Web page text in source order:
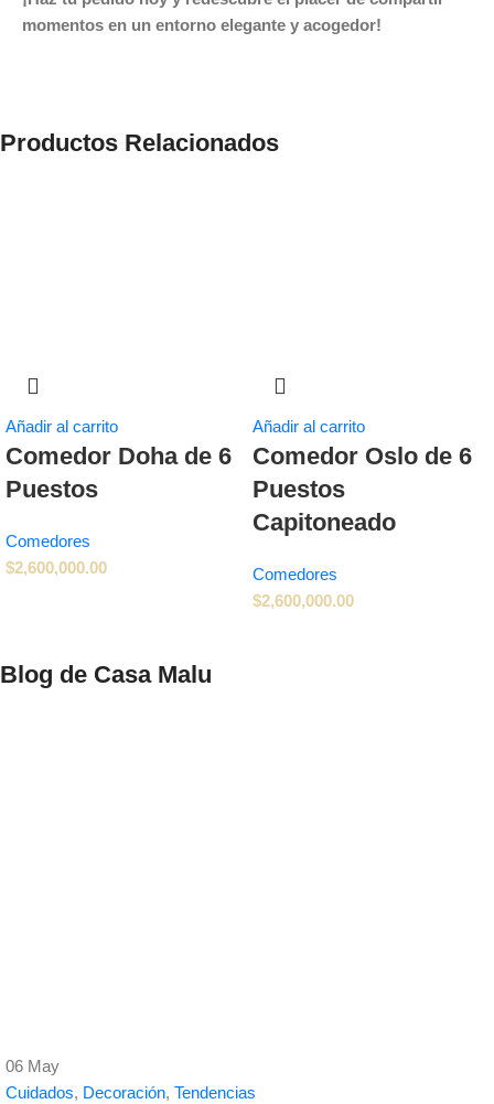
momentos en un entorno elegante y acogedor!
Productos Relacionados
Añadir al carrito
Comedor Doha de 6
Puestos
Comedores
$2,600,000.00
Añadir al carrito
Comedor Oslo de 6
Puestos
Capitoneado
Comedores
$2,600,000.00
Blog de Casa Malu
06 May
Cuidados, Decoración, Tendencias